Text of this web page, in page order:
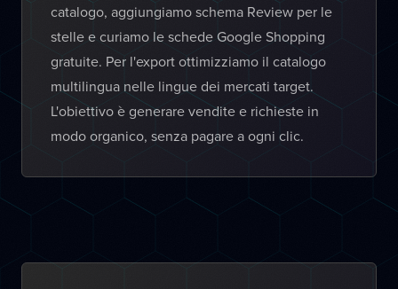
catalogo, aggiungiamo schema Review per le
stelle e curiamo le schede Google Shopping
gratuite. Per l'export ottimizziamo il catalogo
multilingua nelle lingue dei mercati target.
L'obiettivo è generare vendite e richieste in
modo organico, senza pagare a ogni clic.